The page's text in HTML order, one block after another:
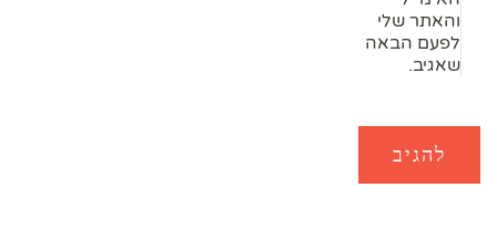
והאתר שלי
לפעם הבאה
שאגיב.